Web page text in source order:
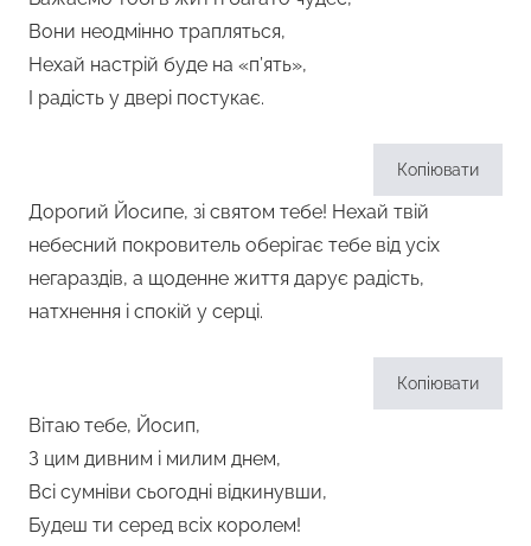
Вони неодмінно трапляться,
Нехай настрій буде на «п’ять»,
І радість у двері постукає.
Копіювати
Дорогий Йосипе, зі святом тебе! Нехай твій
небесний покровитель оберігає тебе від усіх
негараздів, а щоденне життя дарує радість,
натхнення і спокій у серці.
Копіювати
Вітаю тебе, Йосип,
З цим дивним і милим днем,
Всі сумніви сьогодні відкинувши,
Будеш ти серед всіх королем!